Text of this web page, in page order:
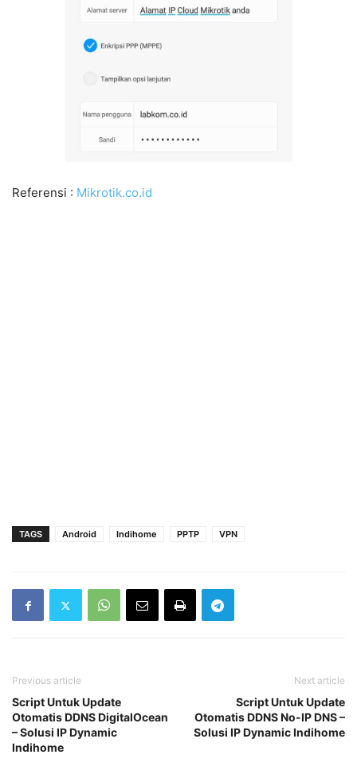
Referensi : Mikrotik.co.id
TAGS Android Indihome PPTP VPN
Previous article
Script Untuk Update
Otomatis DDNS DigitalOcean
– Solusi IP Dynamic
Indihome
Next article
Script Untuk Update
Otomatis DDNS No-IP DNS –
Solusi IP Dynamic Indihome